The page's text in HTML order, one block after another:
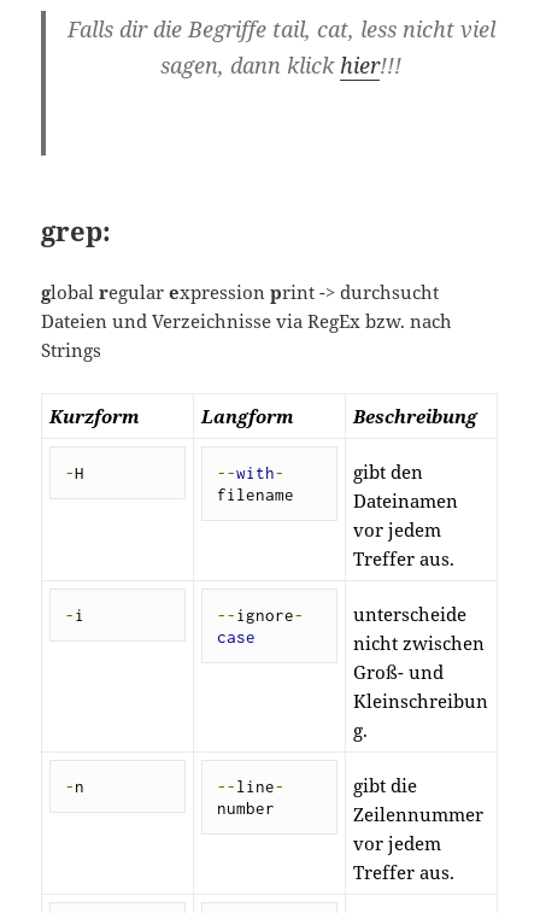
Falls dir die Begriffe tail, cat, less nicht viel
sagen, dann klick hier!!!
grep:
globalregularexpressionprint -> durchsucht
Dateien und Verzeichnisse via RegEx bzw. nach
Strings
Kurzform Langform Beschreibung
-H --with-
filename
gibt den
Dateinamen
vor jedem
Treffer aus.
-i --ignore-
case
unterscheide
nicht zwischen
Groß- und
Kleinschreibun
g.
-n --line-
number
gibt die
Zeilennummer
vor jedem
Treffer aus.